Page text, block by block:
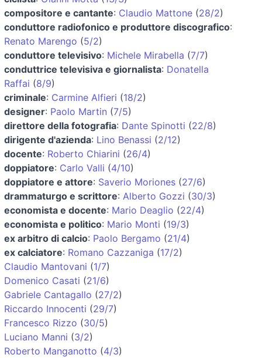
compositore e cantante: Claudio Mattone (28/2)
conduttore radiofonico e produttore discografico:
Renato Marengo (5/2)
conduttore televisivo: Michele Mirabella (7/7)
conduttrice televisiva e giornalista: Donatella
Raffai (8/9)
criminale: Carmine Alfieri (18/2)
designer: Paolo Martin (7/5)
direttore della fotografia: Dante Spinotti (22/8)
dirigente d'azienda: Lino Benassi (2/12)
docente: Roberto Chiarini (26/4)
doppiatore: Carlo Valli (4/10)
doppiatore e attore: Saverio Moriones (27/6)
drammaturgo e scrittore: Alberto Gozzi (30/3)
economista e docente: Mario Deaglio (22/4)
economista e politico: Mario Monti (19/3)
ex arbitro di calcio: Paolo Bergamo (21/4)
ex calciatore: Romano Cazzaniga (17/2)
Claudio Mantovani (1/7)
Domenico Casati (21/6)
Gabriele Cantagallo (27/2)
Riccardo Innocenti (29/7)
Francesco Rizzo (30/5)
Luciano Manni (3/2)
Roberto Manganotto (4/3)